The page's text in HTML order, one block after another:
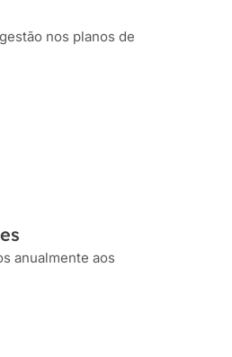
nos planos de
anualmente aos